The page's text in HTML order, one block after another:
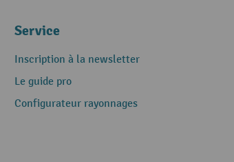
Service
Inscription à la newsletter
Le guide pro
Configurateur rayonnages